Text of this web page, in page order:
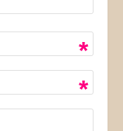
*
*